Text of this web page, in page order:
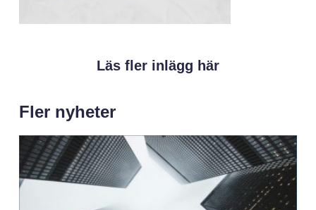
Läs fler inlägg här
Fler nyheter